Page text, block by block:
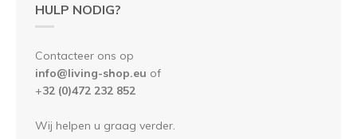
HULP NODIG?
Contacteer ons op
info@living-shop.eu of
+32 (0)472 232 852
Wij helpen u graag verder.